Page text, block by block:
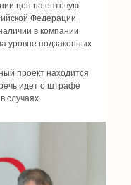
цен на оптовую
Федерации
в компании
уровне подзаконных
проект находится
идет о штрафе
случаях